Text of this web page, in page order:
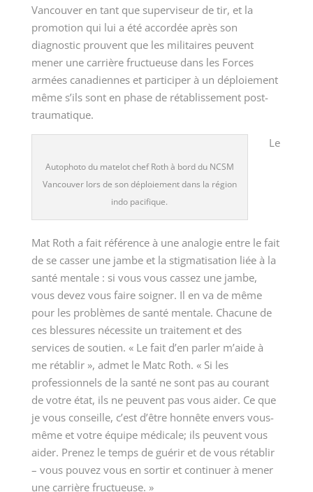
Vancouveren tant que superviseur de tir, et la
promotion qui lui a été accordée après son
diagnostic prouvent que les militaires peuvent
mener une carrière fructueuse dans les Forces
armées canadiennes et participer à un déploiement
même s’ils sont en phase de rétablissement post-
traumatique.
Autophoto du matelot chef Roth à bord du NCSM
Vancouver lors de son déploiement dans la région
indo pacifique.
Le
Mat Roth a fait référence à une analogie entre le fait
de se casser une jambe et la stigmatisation liée à la
santé mentale : si vous vous cassez une jambe,
vous devez vous faire soigner. Il en va de même
pour les problèmes de santé mentale. Chacune de
ces blessures nécessite un traitement et des
services de soutien. « Lefait d’en parler m’aide à
me rétablir », admet le Matc Roth. « Si les
professionnels de la santé ne sont pas au courant
de votre état, ils ne peuvent pas vous aider. Ce que
je vous conseille, c’est d’être honnête envers vous-
même et votre équipe médicale; ils peuvent vous
aider. Prenez le temps de guérir et de vous rétablir
– vous pouvez vous en sortir et continuer à mener
une carrière fructueuse. »